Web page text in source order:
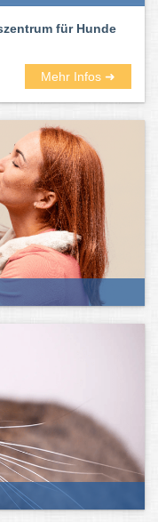
für Hunde
Mehr Infos ➜